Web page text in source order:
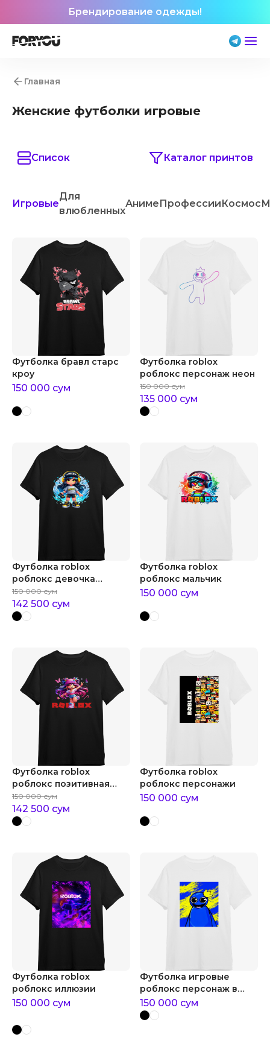
Брендирование одежды!
Главная
Женские футболки игровые
Список Каталог принтов
Игровые
Для
влюбленных
АнимеПрофессииКосмос
Футболка бравл старс
кроу
150 000 сум
Футболка roblox
роблокс персонаж неон
150 000 сум
135 000 сум
Футболка roblox
роблокс девочка
геймер
150 000 сум
142 500 сум
Футболка roblox
роблокс мальчик
150 000 сум
Футболка roblox
роблокс позитивная
девочка
150 000 сум
142 500 сум
Футболка roblox
роблокс персонажи
150 000 сум
Футболка roblox
роблокс иллюзии
150 000 сум
Футболка игровые
роблокс персонаж в
короне
150 000 сум